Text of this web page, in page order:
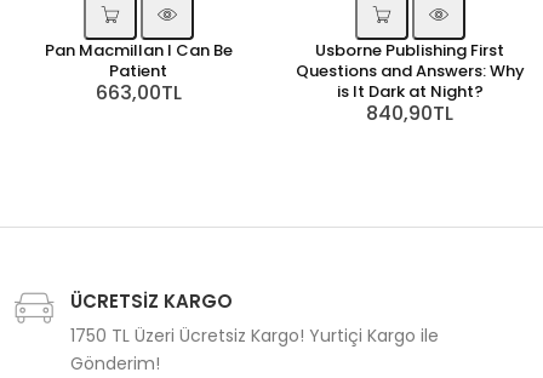
Pan Macmillan I Can Be
Patient
663,00TL
Usborne Publishing First
Questions and Answers: Why
is It Dark at Night?
840,90TL
ÜCRETSİZ KARGO
1750 TL Üzeri Ücretsiz Kargo! Yurtiçi Kargo ile
Gönderim!